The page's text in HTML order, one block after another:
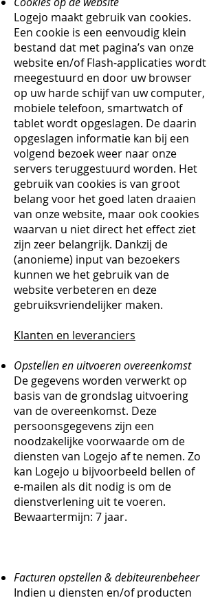
Logejo maakt gebruik van cookies.
Een cookie is een eenvoudig klein
bestand dat met pagina’s van onze
website en/of Flash-applicaties wordt
meegestuurd en door uw browser
op uw harde schijf van uw computer,
mobiele telefoon, smartwatch of
tablet wordt opgeslagen. De daarin
opgeslagen informatie kan bij een
volgend bezoek weer naar onze
servers teruggestuurd worden. Het
gebruik van cookies is van groot
belang voor het goed laten draaien
van onze website, maar ook cookies
waarvan u niet direct het effect ziet
zijn zeer belangrijk. Dankzij de
(anonieme) input van bezoekers
kunnen we het gebruik van de
website verbeteren en deze
gebruiksvriendelijker maken.
Klanten en leveranciers
Opstellen en uitvoeren overeenkomst
De gegevens worden verwerkt op
basis van de grondslag uitvoering
van de overeenkomst. Deze
persoonsgegevens zijn een
noodzakelijke voorwaarde om de
diensten van Logejo af te nemen. Zo
kan Logejo u bijvoorbeeld bellen of
e-mailen als dit nodig is om de
dienstverlening uit te voeren.
Bewaartermijn: 7 jaar.
Facturen opstellen & debiteurenbeheer
Indien u diensten en/of producten